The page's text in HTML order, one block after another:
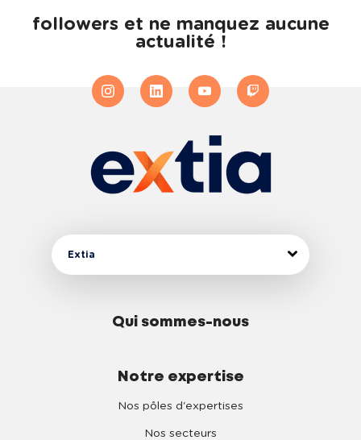
1
2
4
6
7
8
9
followers et ne manquez aucune
actualité !
Extia
Qui sommes-nous
Notre expertise
Nos pôles d'expertises
Nos secteurs